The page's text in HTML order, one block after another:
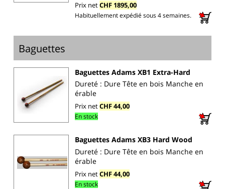
Prix netCHF 1895,00
Habituellement expédié sous 4 semaines.
Baguettes
Baguettes Adams XB1 Extra-Hard
Dureté : Dure Tête en bois Manche en
érable
Prix netCHF 44,00
En stock
Baguettes Adams XB3 Hard Wood
Dureté : Dure Tête en bois Manche en
érable
Prix netCHF 44,00
En stock